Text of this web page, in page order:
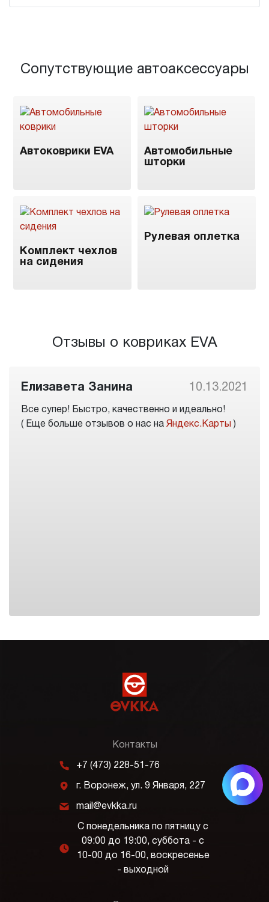
Сопутствующие автоаксессуары
Автоковрики EVA
Автомобильные
шторки
Комплект чехлов
на сидения
Рулевая оплетка
Отзывы о ковриках EVA
Елизавета Занина 10.13.2021
Все супер! Быстро, качественно и идеально!
( Еще больше отзывов о нас на Яндекс.Карты )
Контакты
m +7 (473) 228-51-76
j г. Воронеж, ул. 9 Января, 227
k mail@evkka.ru
l
С понедельника по пятницу с
09:00 до 19:00, суббота - с
10-00 до 16-00, воскресенье
- выходной